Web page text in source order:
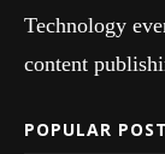
Technology
content
POPULAR